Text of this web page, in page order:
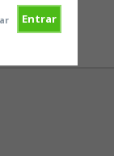
Entrar